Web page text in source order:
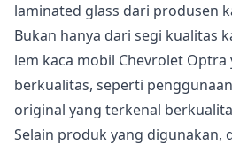
laminated glass dari produsen
Bukan hanya dari segi kualitas
lem kaca mobil Chevrolet
berkualitas, seperti
original yang terkenal
Selain produk yang digunakan,